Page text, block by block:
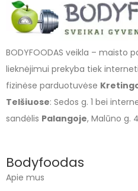
BODYFOODAS veikla – maisto
lieknėjimui prekyba tiek
fizinėse parduotuvėse
Telšiuose: Sedos g. 1 bei
sandėlis Palangoje, Malūno g.
Bodyfoodas
Apie mus